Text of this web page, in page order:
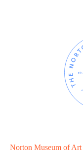
Norton Museum of Art